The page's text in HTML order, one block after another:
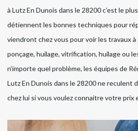
à Lutz En Dunois dans le 28200 c’est le
détiennent les bonnes techniques pour
viendront chez vous pour voir les travaux à
ponçage, huilage, vitrification, huilage ou
n’importe quel problème, les équipes de
Lutz En Dunois dans le 28200 ne reculent
chez lui si vous voulez connaitre votre prix